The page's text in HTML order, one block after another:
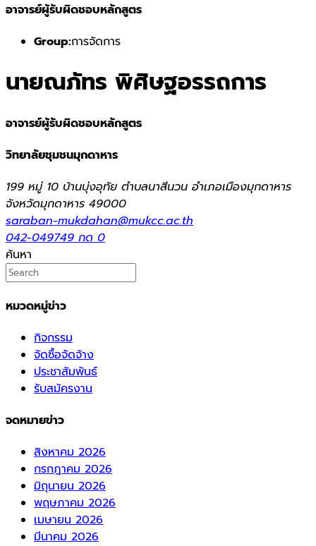
อาจารย์ผู้รับผิดชอบหลักสูตร
Group:การจัดการ
นายณภัทร พิศิษฐอรรถการ
อาจารย์ผู้รับผิดชอบหลักสูตร
วิทยาลัยชุมชนมุกดาหาร
199 หมู่ 10 บ้านบุ่งอุทัย ตำบลนาสีนวน อำเภอเมืองมุกดาหาร
จังหวัดมุกดาหาร 49000
saraban-mukdahan@mukcc.ac.th
042-049749 กด 0
ค้นหา
หมวดหมู่ข่าว
กิจกรรม
จัดซื้อจัดจ้าง
ประชาสัมพันธ์
รับสมัครงาน
จดหมายข่าว
สิงหาคม 2026
กรกฎาคม 2026
มิถุนายน 2026
พฤษภาคม 2026
เมษายน 2026
มีนาคม 2026